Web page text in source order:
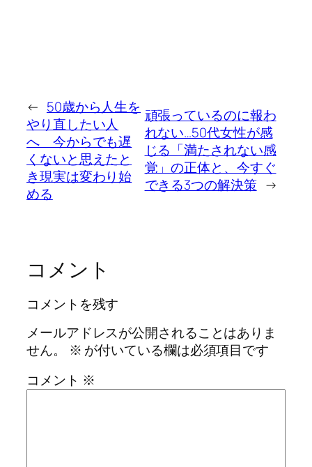
← 50歳から人生を
やり直したい人
へ 今からでも遅
くないと思えたと
き現実は変わり始
める
頑張っているのに報わ
れない…50代女性が感
じる「満たされない感
覚」の正体と、今すぐ
できる3つの解決策 →
コメント
コメントを残す
メールアドレスが公開されることはありま
せん。
※ が付いている欄は必須項目です
コメント ※